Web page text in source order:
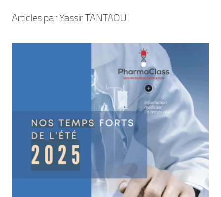
Articles par Yassir TANTAOUI